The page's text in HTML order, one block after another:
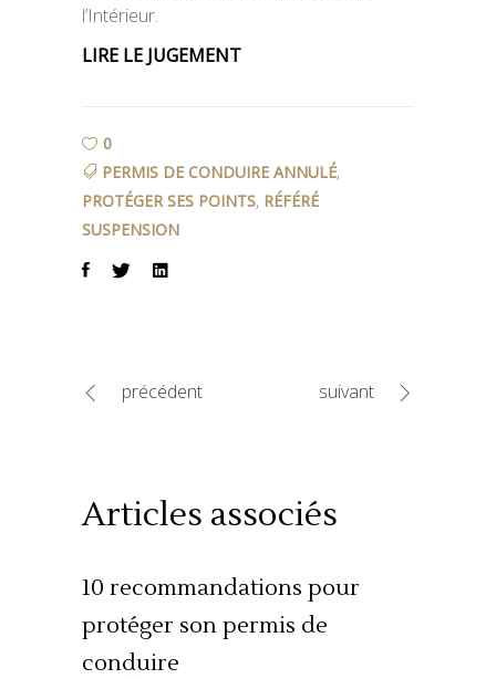
l’Intérieur.
LIRE LE JUGEMENT
0
PERMIS DE CONDUIRE ANNULÉ,
PROTÉGER SES POINTS, RÉFÉRÉ
SUSPENSION
précédent suivant
Articles associés
10 recommandations pour
protéger son permis de
conduire